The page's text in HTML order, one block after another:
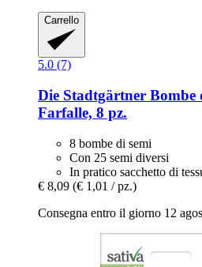
Carrello
5.0 (7)
Die Stadtgärtner Bombe
Farfalle, 8 pz.
8 bombe di semi
Con 25 semi diversi
In pratico sacchetto di
€ 8,09 (€ 1,01 / pz.)
Consegna entro il giorno 12